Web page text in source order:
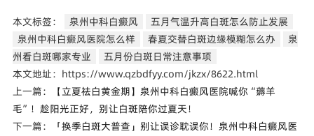
本文标签： 泉州中科白癜风
五月气温升高白斑怎么防止发展
泉州中科白癜风医院怎么样
春夏交替白斑边缘模糊怎么办
泉
州看白斑哪家专业
五月份白斑日常注意事项
本文地址：https://www.qzbdfyy.com/jkzx/8622.html
上一篇：
【立夏祛白黄金期】泉州中科白癜风医院喊你“薅羊
毛”！趁阳光正好，别让白斑陪你过夏天！
下一篇：
「换季白斑大普查」别让误诊耽误你！泉州中科白癜风医